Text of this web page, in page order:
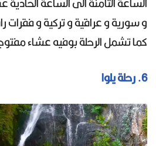
و سورية و عراقية و تركية و فقرات
كما تشمل الرحلة بوفيه عشاء
6. رحلة يلوا